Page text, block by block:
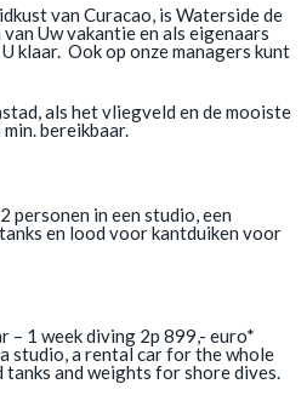
van Curacao, is Waterside de
Uw vakantie en als eigenaars
klaar. Ook op onze managers kunt
als het vliegveld en de mooiste
bereikbaar.
personen in een studio, een
en lood voor kantduiken voor
– 1 week diving 2p 899,- euro*
studio, a rental car for the whole
and weights for shore dives.